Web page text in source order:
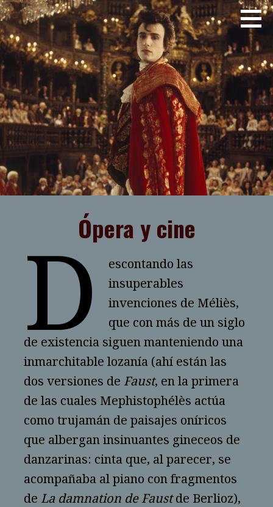
Saltar
al
contenido
JOSE LUIS TELLEZ
Ópera y cine
D
escontando las
insuperables
invenciones de Méliès,
que con más de un siglo
de existencia siguen manteniendo una
inmarchitable lozanía (ahí están las
dos versiones de Faust, en la primera
de las cuales Mephistophélès actúa
como trujamán de paisajes oníricos
que albergan insinuantes gineceos de
danzarinas: cinta que, al parecer, se
acompañaba al piano con fragmentos
de La damnation de Faustde Berlioz),